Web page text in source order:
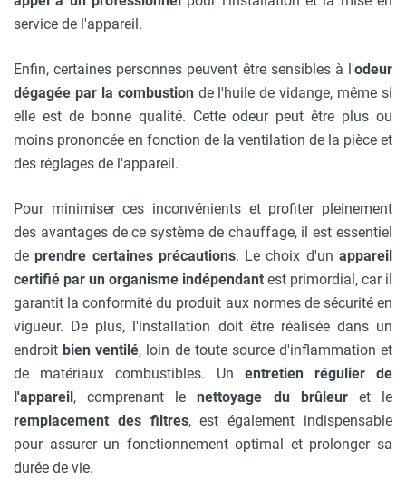
service de l'appareil.
Enfin, certaines personnes peuvent être sensibles à l'odeur
dégagée par la combustionde l'huile de vidange, même si
elle est de bonne qualité. Cette odeur peut être plus ou
moins prononcée en fonction de la ventilation de la pièce et
des réglages de l'appareil.
Pour minimiser ces inconvénients et profiter pleinement
des avantages de ce système de chauffage, il est essentiel
deprendre certaines précautions. Le choix d'unappareil
certifié par un organisme indépendant est primordial, car il
garantit la conformité du produit aux normes de sécurité en
vigueur. De plus, l'installation doit être réalisée dans un
endroitbien ventilé, loin de toute source d'inflammation et
de matériaux combustibles. Un entretien régulier de
l'appareil, comprenant lenettoyage du brûleuret le
remplacement des filtres, est également indispensable
pour assurer un fonctionnement optimal et prolonger sa
durée de vie.